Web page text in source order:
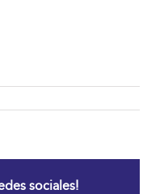
sociales!